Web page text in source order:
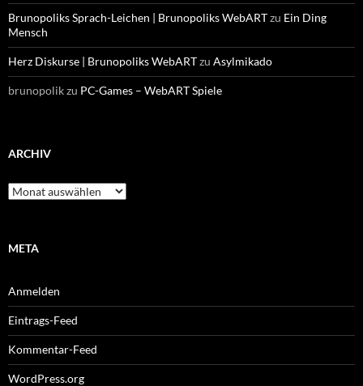
Brunopoliks Sprach-Leichen | Brunopoliks WebARTzu Ein Ding
Mensch
Herz Diskurse | Brunopoliks WebARTzu Asylmikado
brunopolikzu PC-Games – WebART Spiele
ARCHIV
Archiv
META
Anmelden
Eintrags-Feed
Kommentar-Feed
WordPress.org